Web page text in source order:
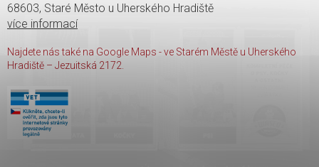
68603, Staré Město u Uherského Hradiště
více informací
Najdete nás také na Google Maps - ve Starém Městě u Uherského
Hradiště – Jezuitská 2172.